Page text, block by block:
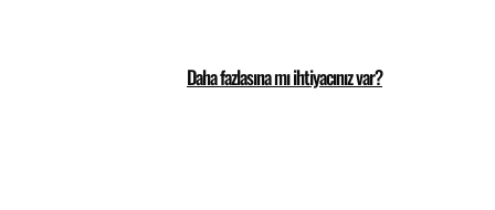
Daha fazlasına mı ihtiyacınız var?